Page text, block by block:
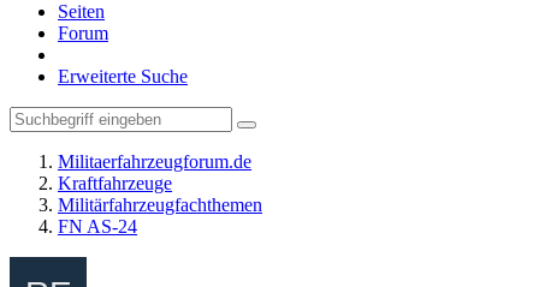
Seiten
Forum
Erweiterte Suche
Militaerfahrzeugforum.de
Kraftfahrzeuge
Militärfahrzeugfachthemen
FN AS-24